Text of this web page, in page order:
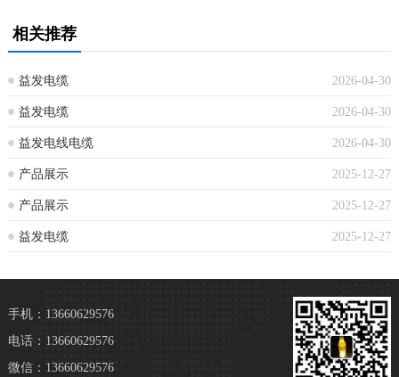
相关推荐
2026-04-30
益发电缆
2026-04-30
益发电缆
2026-04-30
益发电线电缆
2025-12-27
产品展示
2025-12-27
产品展示
2025-12-27
益发电缆
手机：13660629576
电话：13660629576
微信：13660629576